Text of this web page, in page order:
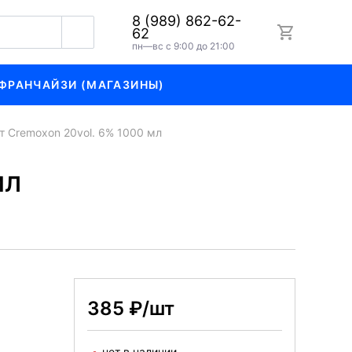
8 (989) 862-62-
62
пн—вс с 9:00 до 21:00
(МАГАЗИНЫ)
Cremoxon 20vol. 6% 1000 мл
385 ₽/шт